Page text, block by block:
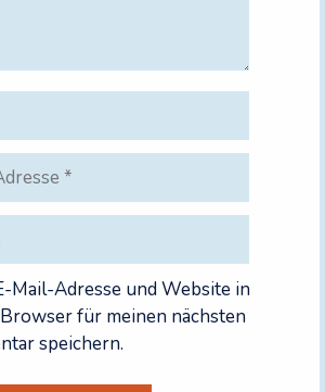
Mail-Adresse und Website in
für meinen nächsten
speichern.